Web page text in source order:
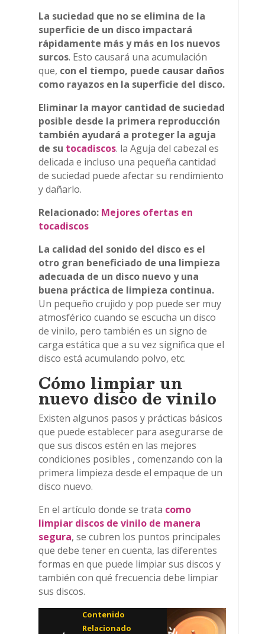
La suciedad que no se elimina de la
superficie de un disco impactará
rápidamente más y más en los nuevos
surcos. Esto causará una acumulación
que, con el tiempo, puede causar daños
como rayazos en la superficie del disco.
Eliminar la mayor cantidad de suciedad
posible desde la primera reproducción
también ayudará a proteger la aguja
de su tocadiscos. la Aguja del cabezal es
delicada e incluso una pequeña cantidad
de suciedad puede afectar su rendimiento
y dañarlo.
Relacionado: Mejores ofertas en
tocadiscos
La calidad del sonido del disco es el
otro gran beneficiado de una limpieza
adecuada de un disco nuevo y una
buena práctica de limpieza continua.
Un pequeño crujido y pop puede ser muy
atmosférico cuando se escucha un disco
de vinilo, pero también es un signo de
carga estática que a su vez significa que el
disco está acumulando polvo, etc.
Cómo limpiar un
nuevo disco de vinilo
Existen algunos pasos y prácticas básicos
que puede establecer para asegurarse de
que sus discos estén en las mejores
condiciones posibles , comenzando con la
primera limpieza desde el empaque de un
disco nuevo.
En el artículo donde se trata como
limpiar discos de vinilo de manera
segura, se cubren los puntos principales
que debe tener en cuenta, las diferentes
formas en que puede limpiar sus discos y
también con qué frecuencia debe limpiar
sus discos.
Contenido
Relacionado